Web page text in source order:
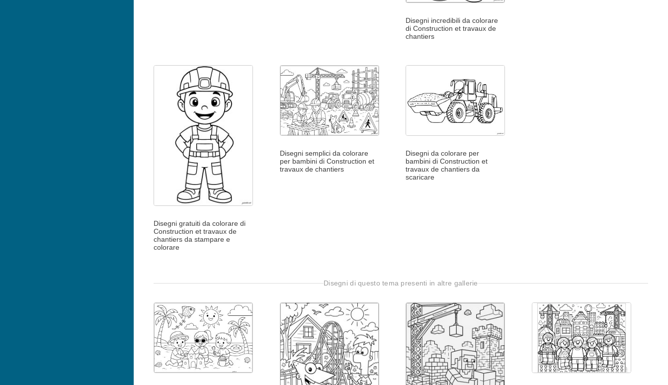
Disegni incredibili da colorare
di Construction et travaux de
chantiers
Disegni gratuiti da colorare di
Construction et travaux de
chantiers da stampare e
colorare
Disegni semplici da colorare
per bambini di Construction et
travaux de chantiers
Disegni da colorare per
bambini di Construction et
travaux de chantiers da
scaricare
Disegni di questo tema presenti in altre gallerie